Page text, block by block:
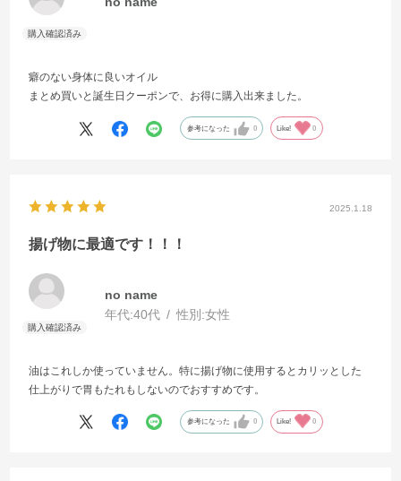
癖のない身体に良いオイル
まとめ買いと誕生日クーポンで、お得に購入出来ました。
参考になった 0 Like! 0
2025.1.18
揚げ物に最適です！！！
no name
年代:40代 性別:女性
油はこれしか使っていません。特に揚げ物に使用するとカリッとした
仕上がりで胃もたれもしないのでおすすめです。
参考になった 0 Like! 0